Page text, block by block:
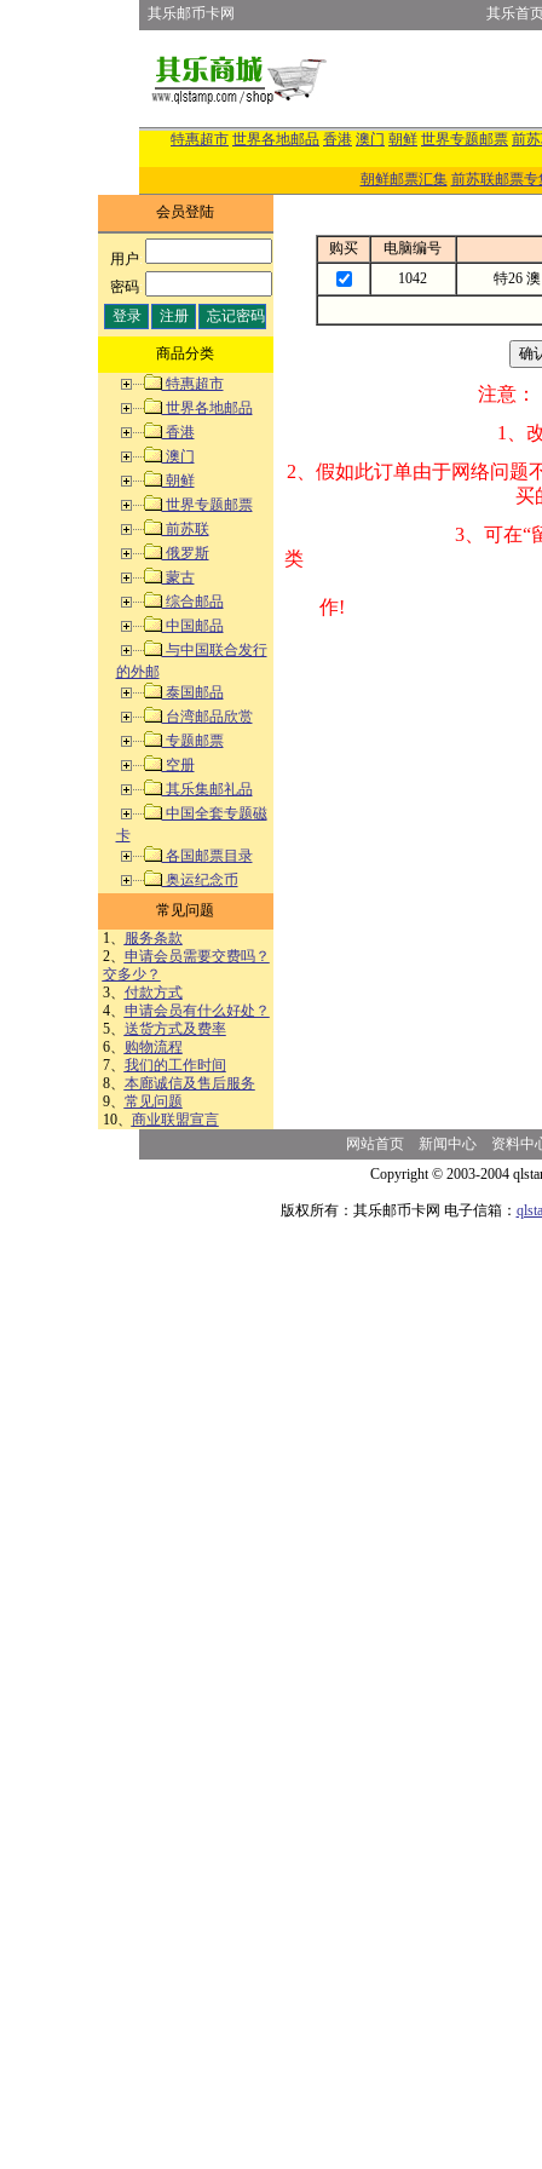
其乐邮币卡网 其乐首
特惠超市 世界各地邮品 香港 澳门 朝鲜 世界专题邮票 前
朝鲜邮票汇集 前苏联邮票专
会员登陆
用户:
密码:
商品分类
特惠超市
世界各地邮品
香港
澳门
朝鲜
世界专题邮票
前苏联
俄罗斯
蒙古
综合邮品
中国邮品
与中国联合发行
的外邮
泰国邮品
台湾邮品欣赏
专题邮票
空册
其乐集邮礼品
中国全套专题磁
卡
各国邮票目录
奥运纪念币
常见问题
1、
服务条款
2、 申请会员需要交费吗？
交多少？
3、 付款方式
4、 申请会员有什么好处？
5、 送货方式及费率
6、
购物流程
7、 我们的工作时间
8、 本廊诚信及售后服务
9、 常见问题
10、 商业联盟宣言
购买
电脑编号
1042
特26
注意：
1、改变商品数量
2、假如此订单由
买的邮品的“
3、可在“
类 方式告之
作!
网站首页 新闻中心
资料中
Copyright © 2003-2004
版权所有：其乐邮币卡网 电子信箱：